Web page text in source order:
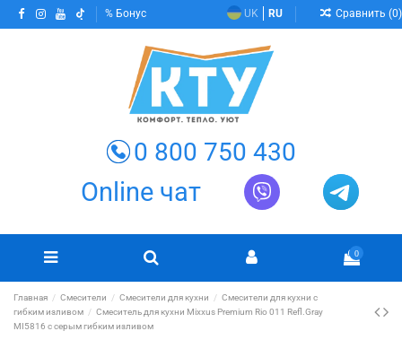
Бонус UK RU Сравнить (0)
0 800 750 430
Online чат
0
Главная Смесители Смесители для кухни
Смесители для кухни с
гибким изливом
Смеситель для кухни Mixxus Premium Rio 011 Refl.Gray
MI5816 с серым гибким изливом